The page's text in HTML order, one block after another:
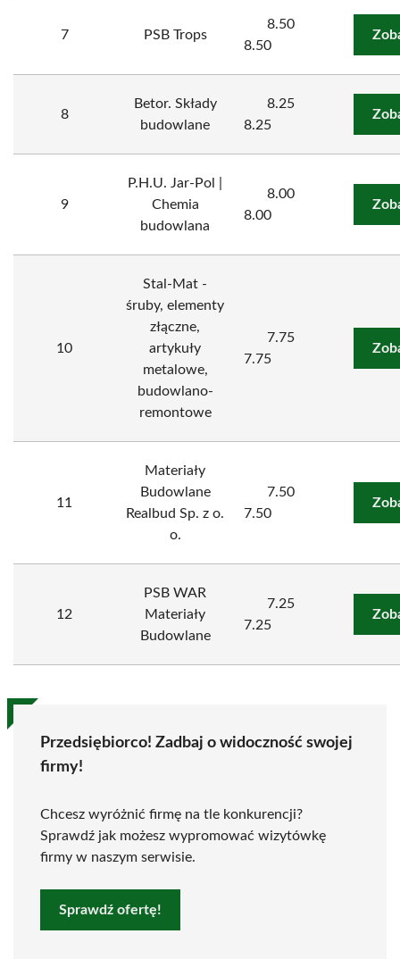
7 PSB Trops
8.50
8.50
8
Betor. Składy
budowlane
8.25
8.25
9
P.H.U. Jar-Pol |
Chemia
budowlana
8.00
8.00
10
Stal-Mat -
śruby, elementy
złączne,
artykuły
metalowe,
budowlano-
remontowe
7.75
7.75
11
Materiały
Budowlane
Realbud Sp. z o.
o.
7.50
7.50
12
PSB WAR
Materiały
Budowlane
7.25
7.25
Przedsiębiorco! Zadbaj o widoczność swojej
firmy!
Chcesz wyróżnić firmę na tle konkurencji?
Sprawdź jak możesz wypromować wizytówkę
firmy w naszym serwisie.
Sprawdź ofertę!